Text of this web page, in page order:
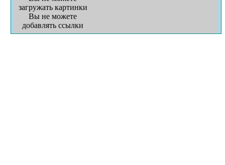
загружать картинки
Вы не можете
добавлять ссылки